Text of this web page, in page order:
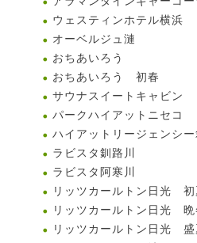
ウェスティンホテル横浜
オーベルジュ漣
おちあいろう
おちあいろう 初春
サウナスイートキャビン
パークハイアットニセコ
ハイアットリージェンシ
ラビスタ釧路川
ラビスタ阿寒川
リッツカールトン日光 初
リッツカールトン日光 晩
リッツカールトン日光 盛